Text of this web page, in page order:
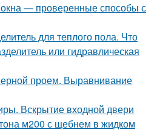
— проверенные способы с
для теплого пола. Что
или гидравлическая
проем. Выравнивание
Вскрытие входной двери
м200 с щебнем в жидком